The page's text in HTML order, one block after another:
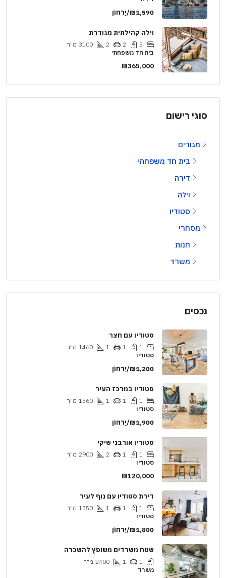
₪1,590/יַרחוֹן
וילה קהילתית מגודרת
3
2
2
3100 מ"ר
בית חד משפחתי
₪365,000
סוגי רישום
מגורים
בית חד משפחתי
דירה
וילה
סטודיו
מסחרי
חנות
משרד
נכסים
סטודיו עם חצר
1
1
1
1460 מ"ר
סטודיו
₪1,200/יַרחוֹן
סטודיו במרכז העיר
1
1
1
1560 מ"ר
סטודיו
₪1,900/יַרחוֹן
סטודיו אורבני שיקי
1
1
2
2900 מ"ר
סטודיו
₪120,000
דירת סטודיו עם נוף לעיר
1
1
1
1350 מ"ר
סטודיו
₪1,800/יַרחוֹן
שטח משרדים משופץ להשכרה
1
1
2400 מ"ר
משרד